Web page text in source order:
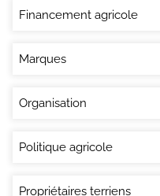
Financement agricole
Marques
Organisation
Politique agricole
Propriétaires terriens